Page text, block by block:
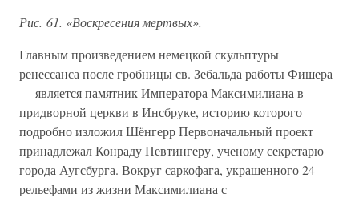
Рис. 61. «Воскресения мертвых».
Главным произведением немецкой скульптуры
ренессанса после гробницы св. Зебальда работы Фишера
— является памятник Императора Максимилиана в
придворной церкви в Инсбруке, историю которого
подробно изложил Шёнгерр Первоначальный проект
принадлежал Конраду Певтингеру, ученому секретарю
города Аугсбурга. Вокруг саркофага, украшенного 24
рельефами из жизни Максимилиана с